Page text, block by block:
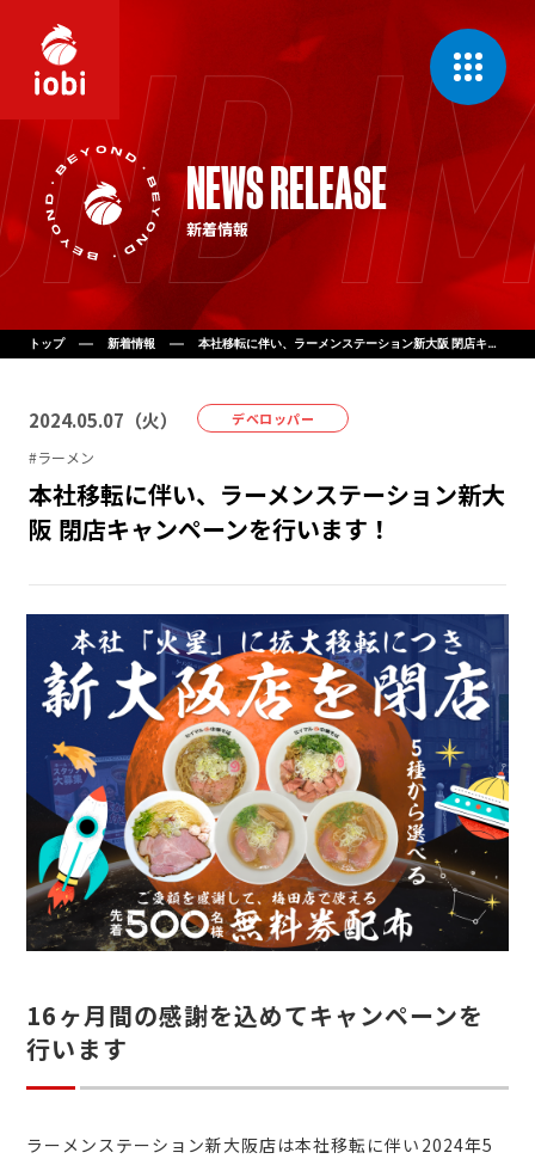
CONCEPT 私たちの理念
MESSAGE 代表挨拶
COMPANY会社案内
BUSINESS事業一覧
NEWS新着情報
INTERNSHIPインターン
RECRUIT採用情報
NEWS RELEASE
新着情報
トップ 新着情報 本社移転に伴い、ラーメンステーション新大阪 閉店キャンペーンを行います！
2024.05.07 （火） デベロッパー
#ラーメン
本社移転に伴い、ラーメンステーション新大
阪 閉店キャンペーンを行います！
16ヶ月間の感謝を込めてキャンペーンを
行います
ラーメンステーション新大阪店は本社移転に伴い2024年5